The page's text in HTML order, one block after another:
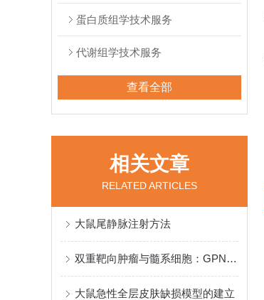
蛋白质组学技术服务
代谢组学技术服务
查看全部
相关文章
RELATED ARTICLES
大鼠尾静脉注射方法
双重靶向肿瘤与髓系细胞：GPNMB CAR-T 细胞重塑免疫微环境
大鼠急性全层皮肤缺损模型的建立